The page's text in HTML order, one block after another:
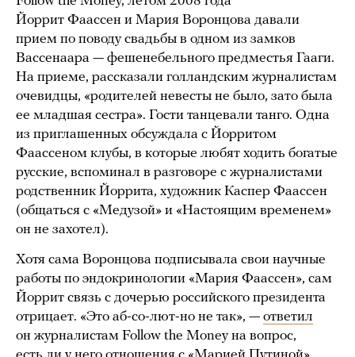
Йоррит Фаассен и Мария Воронцова давали
прием по поводу свадьбы в одном из замков
Вассенаара — фешенебельного предместья Гааги.
На приеме, рассказали голландским журналистам
очевидцы, «родителей невесты не было, зато была
ее младшая сестра». Гости танцевали танго. Одна
из приглашенных обсуждала с Йорритом
Фаассеном клубы, в которые любят ходить богатые
русские, вспоминал в разговоре с журналистами
родственник Йоррита, художник Каспер Фаассен
(общаться с «Медузой» и «Настоящим временем»
он не захотел).
Хотя сама Воронцова подписывала свои научные
работы по эндокринологии «Мария Фаассен», сам
Йоррит связь с дочерью российского президента
отрицает. «Это аб-со-лют-но не так», — ответил
он журналистам Follow the Money на вопрос,